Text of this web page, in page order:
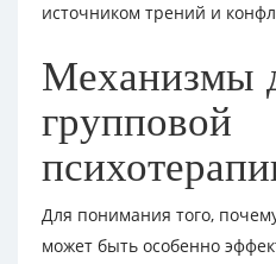
источником трений и
Механизмы
групповой
Для понимания того,
может быть особенно